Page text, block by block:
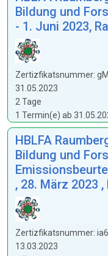
Bildung und
- 1. Juni 2023,
Zertizfikatsnummer:
31.05.2023
2 Tage
1 Termin(e) ab
HBLFA
Bildung und
, 28. März 2023
Zertizfikatsnummer:
13.03.2023